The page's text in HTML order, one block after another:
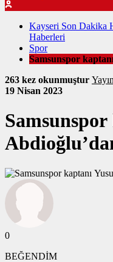
Kayseri Son Dakika
Haberleri
Spor
Samsunspor
263 kez okunmuştur
19 Nisan 2023
0
BEĞENDİM